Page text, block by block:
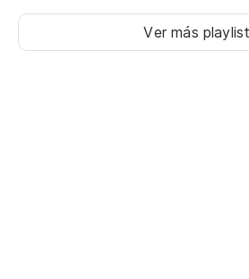
Ver más